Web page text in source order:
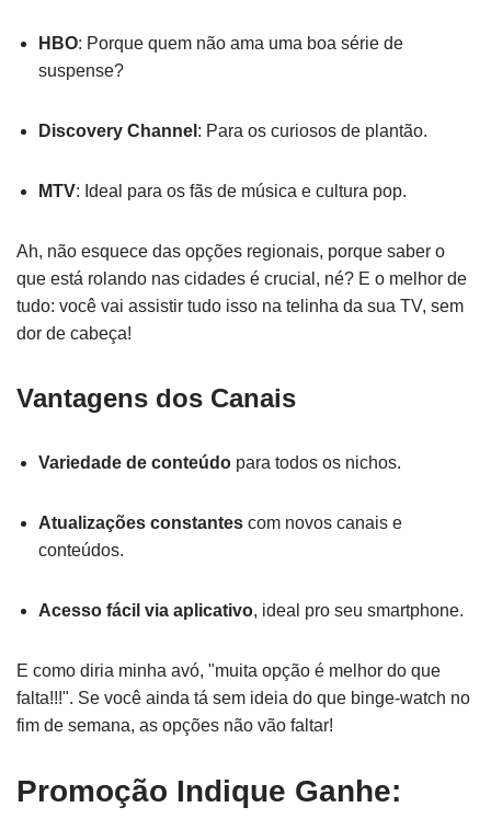
HBO: Porque quem não ama uma boa série de
suspense?
Discovery Channel : Para os curiosos de plantão.
MTV: Ideal para os fãs de música e cultura pop.
Ah, não esquece das opções regionais, porque saber o
que está rolando nas cidades é crucial, né? E o melhor de
tudo: você vai assistir tudo isso na telinha da sua TV, sem
dor de cabeça!
Vantagens dos Canais
Variedade de conteúdo para todos os nichos.
Atualizações constantes com novos canais e
conteúdos.
Acesso fácil via aplicativo, ideal pro seu smartphone.
E como diria minha avó, "muita opção é melhor do que
falta!!!". Se você ainda tá sem ideia do que binge-watch no
fim de semana, as opções não vão faltar!
Promoção Indique Ganhe: